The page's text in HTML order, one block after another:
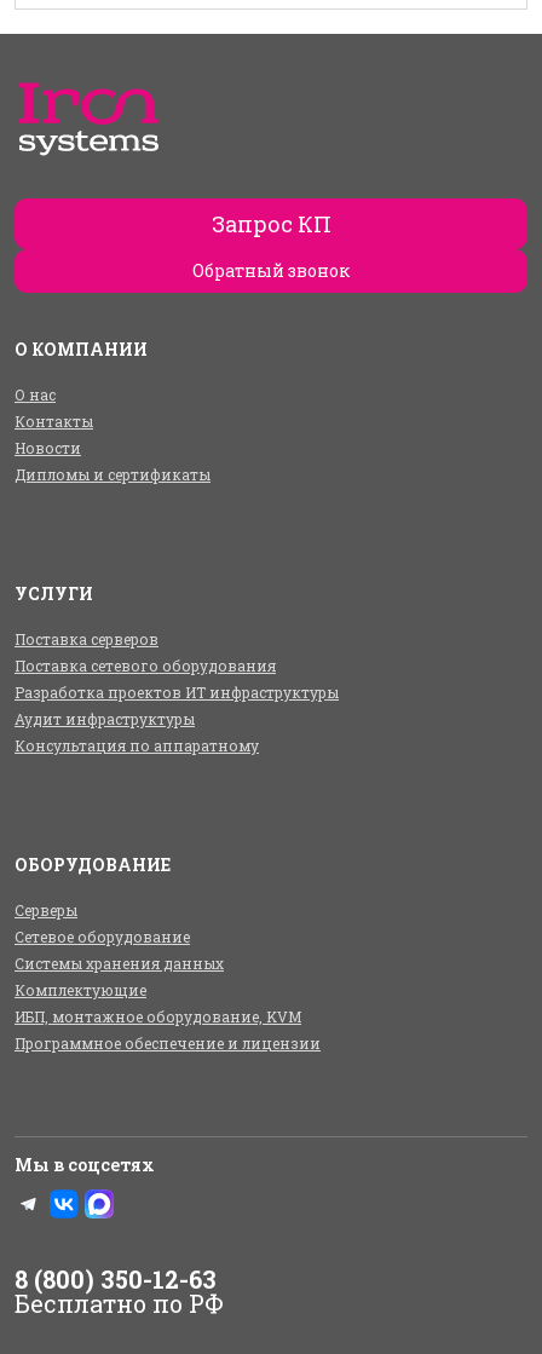
Запрос КП
Обратный звонок
О КОМПАНИИ
О нас
Контакты
Новости
Дипломы и сертификаты
УСЛУГИ
Поставка серверов
Поставка сетевого оборудования
Разработка проектов ИТ инфраструктуры
Аудит инфраструктуры
Консультация по аппаратному
ОБОРУДОВАНИЕ
Серверы
Сетевое оборудование
Системы хранения данных
Комплектующие
ИБП, монтажное оборудование, KVM
Программное обеспечение и лицензии
Мы в соцсетях
8 (800) 350-12-63
Бесплатно по РФ